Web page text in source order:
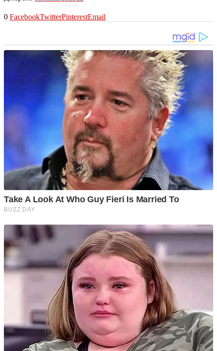
0 FacebookTwitterPinterestEmail